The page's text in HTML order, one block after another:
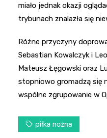
miało jednak okazji
trybunach znalazła się
Różne przyczyny
Sebastian Kowalczyk i
Mateusz Łęgowski oraz
stopniowo gromadzą się
wspólne zgrupowanie w
piłka nożna